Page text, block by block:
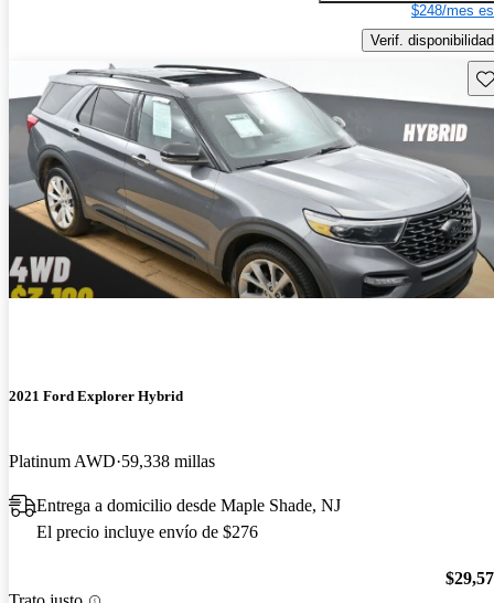
$248/mes
Verif. disponibilidad
2021 Ford Explorer Hybrid
Platinum AWD 59,338 millas
Entrega a domicilio desde Maple Shade, NJ
El precio incluye envío de $276